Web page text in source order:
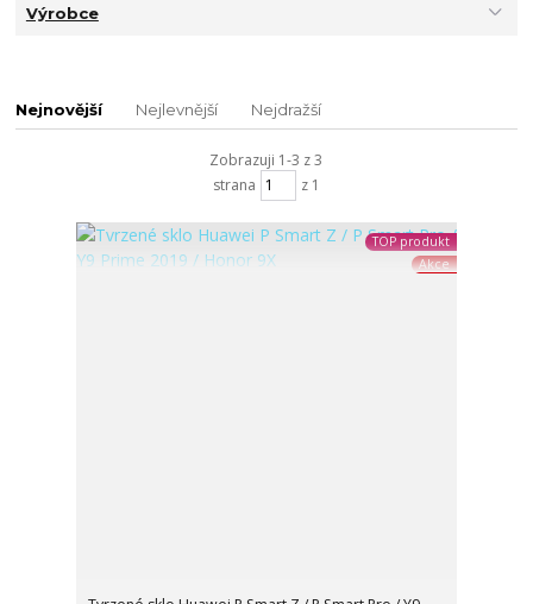
Výrobce
Nejnovější Nejlevnější Nejdražší
Zobrazuji 1-3 z 3
strana
z 1
TOP produkt
Akce